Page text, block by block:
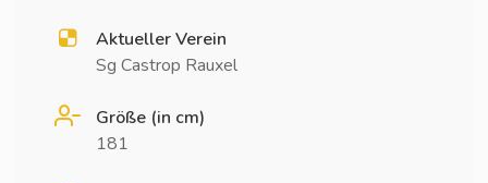
Aktueller Verein
Sg Castrop Rauxel
Größe (in cm)
181